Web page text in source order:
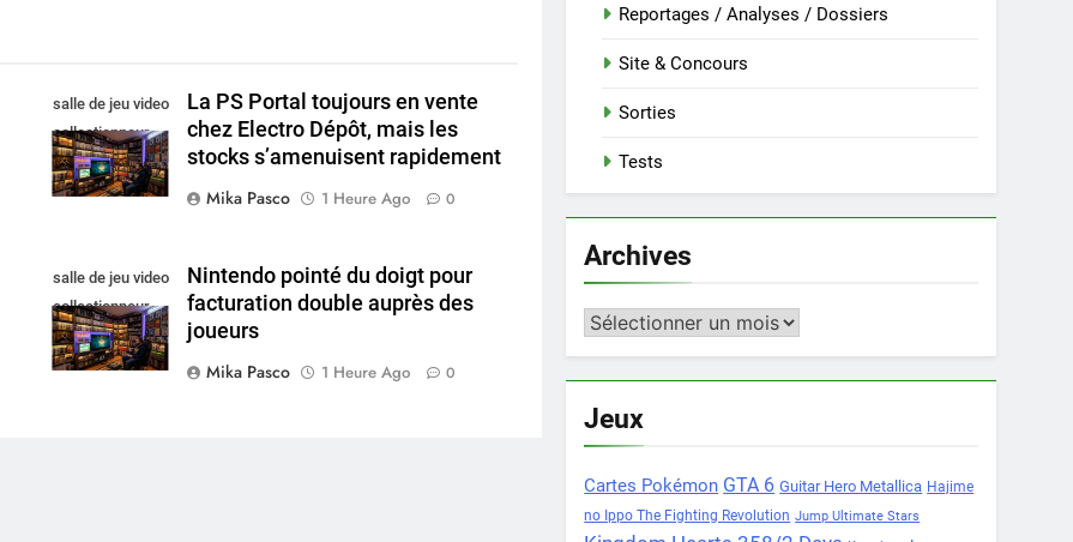
salle de jeu video
collectionneur
La PS Portal toujours en vente
chez Electro Dépôt, mais les
stocks s’amenuisent rapidement
Mika Pasco
1 Heure Ago 0
salle de jeu video
collectionneur
Nintendo pointé du doigt pour
facturation double auprès des
joueurs
Mika Pasco
1 Heure Ago 0
Reportages / Analyses / Dossiers
Site & Concours
Sorties
Tests
Archives
Archives
Jeux
Cartes Pokémon GTA 6 Guitar Hero Metallica Hajime
no Ippo The Fighting Revolution Jump Ultimate Stars